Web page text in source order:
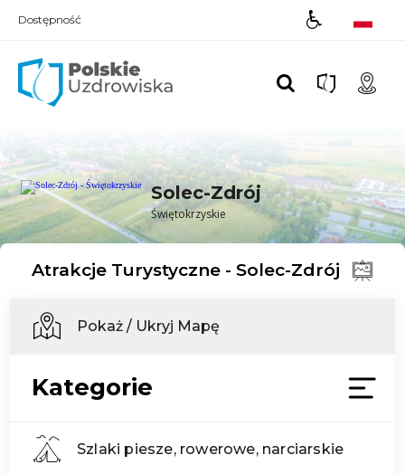
Dostępność
Solec-Zdrój
Świętokrzyskie
Atrakcje Turystyczne - Solec-Zdrój
Pokaż / Ukryj Mapę
Kategorie
Szlaki piesze, rowerowe, narciarskie